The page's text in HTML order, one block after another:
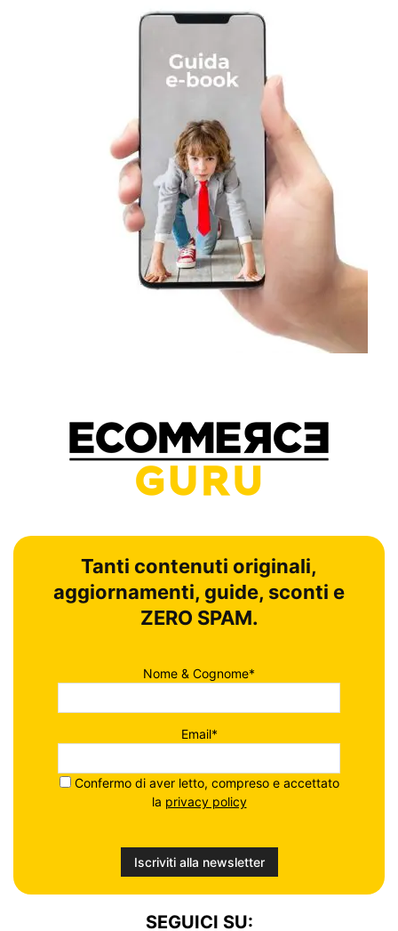
Tanti contenuti originali,
aggiornamenti, guide, sconti e
ZERO SPAM.
Nome & Cognome*
Email*
Confermo di aver letto, compreso e accettato
la privacy policy
SEGUICI SU: